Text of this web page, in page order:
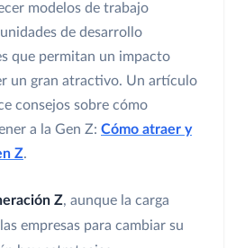
modelos de trabajo
de desarrollo
que permitan un impacto
un gran atractivo. Un artículo
consejos sobre cómo
a la Gen Z: Cómo atraer y
Z.
Z, aunque la carga
empresas para cambiar su